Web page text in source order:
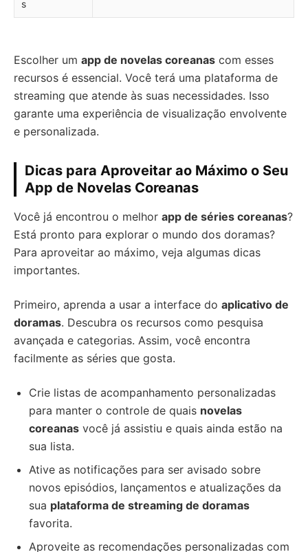
s
Escolher um app de novelas coreanas com esses
recursos é essencial. Você terá uma plataforma de
streaming que atende às suas necessidades. Isso
garante uma experiência de visualização envolvente
e personalizada.
Dicas para Aproveitar ao Máximo o Seu
App de Novelas Coreanas
Você já encontrou o melhor app de séries coreanas?
Está pronto para explorar o mundo dos doramas?
Para aproveitar ao máximo, veja algumas dicas
importantes.
Primeiro, aprenda a usar a interface do aplicativo de
doramas. Descubra os recursos como pesquisa
avançada e categorias. Assim, você encontra
facilmente as séries que gosta.
Crie listas de acompanhamento personalizadas
para manter o controle de quais novelas
coreanas você já assistiu e quais ainda estão na
sua lista.
Ative as notificações para ser avisado sobre
novos episódios, lançamentos e atualizações da
sua plataforma de streaming de doramas
favorita.
Aproveite as recomendações personalizadas com